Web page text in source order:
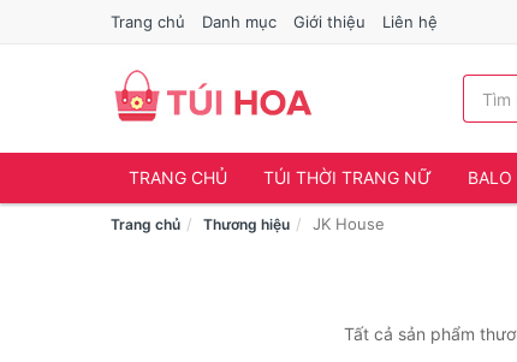
Trang chủ Danh mục Giới thiệu Liên hệ
TRANG CHỦ TÚI THỜI TRANG NỮ BALO
Trang chủ Thương hiệu JK House
Tất cả sản phẩm